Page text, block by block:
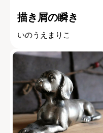
描き屑の瞬き
いのうえまりこ